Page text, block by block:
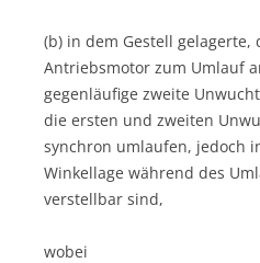
(b) in dem Gestell
Antriebsmotor zum Umlauf
gegenläufige zweite
die ersten und zweiten
synchron umlaufen, jedoch
Winkellage während des
verstellbar sind,
wobei